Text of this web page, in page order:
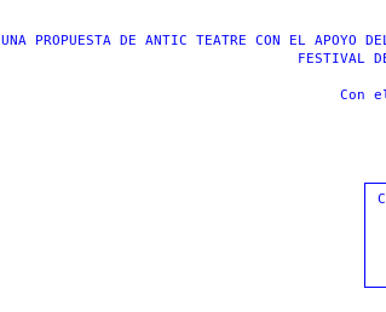
UNA PROPUESTA DE ANTIC TEATRE CON EL APOYO
FESTIVAL
Con